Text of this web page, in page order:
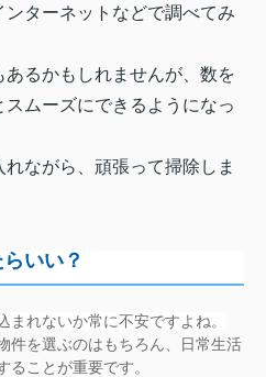
ターネットなどで調べてみ
るかもしれませんが、数を
ムーズにできるようになっ
ながら、頑張って掃除しま
いい？
れないか常に不安ですよね。
件を選ぶのはもちろん、日常生活
ることが重要です。